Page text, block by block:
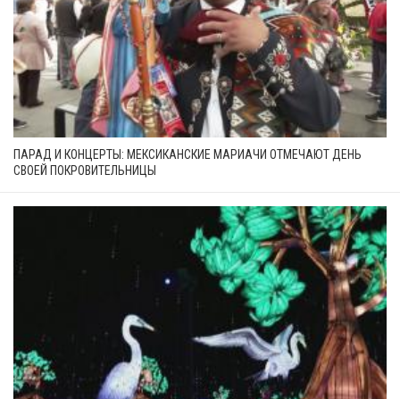
ПАРАД И КОНЦЕРТЫ: МЕКСИКАНСКИЕ МАРИАЧИ ОТМЕЧАЮТ ДЕНЬ
СВОЕЙ ПОКРОВИТЕЛЬНИЦЫ